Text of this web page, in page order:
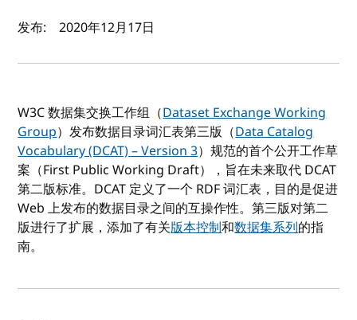
作者及发布日期
发布: 2020年12月17日
W3C 数据集交换工作组（Dataset Exchange Working
Group）发布数据目录词汇表第三版（Data Catalog
Vocabulary (DCAT) – Version 3）规范的首个公开工作草
案（First Public Working Draft），旨在未来取代 DCAT
第二版标准。DCAT 定义了一个 RDF 词汇表，目的是促进
Web 上发布的数据目录之间的互操作性。第三版对第二
版进行了扩展，添加了有关版本控制和数据集系列的指
南。